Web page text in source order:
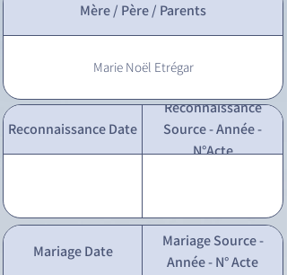
Mère / Père / Parents
Marie Noël Etrégar
Reconnaissance Date
Reconnaissance
Source - Année -
N°Acte
Mariage Date
Mariage Source -
Année - N° Acte